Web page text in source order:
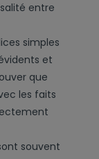
entre
simples
et
que
les faits
souvent